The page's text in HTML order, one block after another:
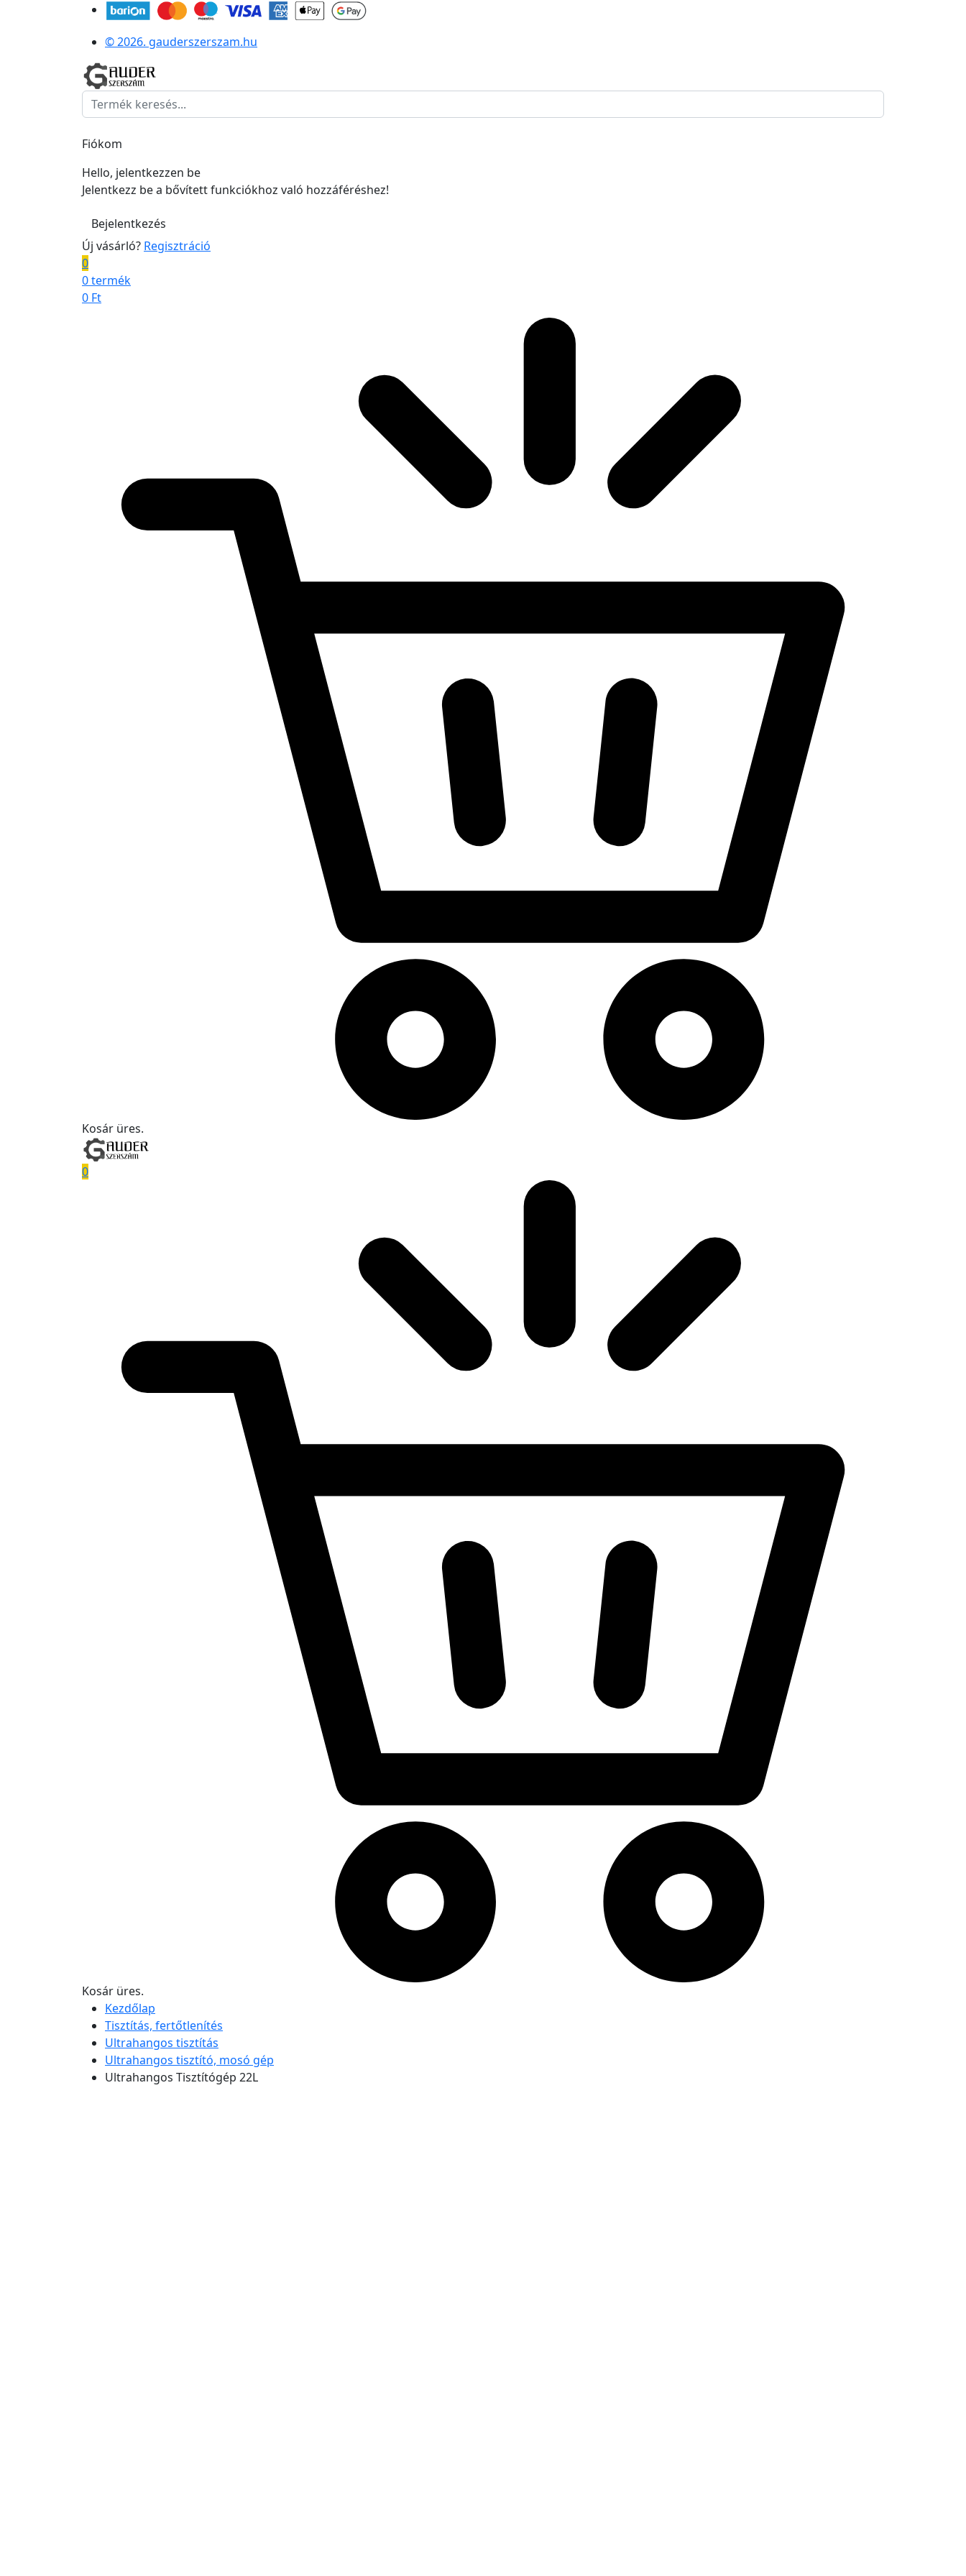
© 2026. gauderszerszam.hu
Fiókom
Hello, jelentkezzen be
Jelentkezz be a bővített funkciókhoz való hozzáféréshez!
Bejelentkezés
Új vásárló? Regisztráció
0
0 termék
0 Ft
Kosár üres.
0
Kosár üres.
Kezdőlap
Tisztítás, fertőtlenítés
Ultrahangos tisztítás
Ultrahangos tisztító, mosó gép
Ultrahangos Tisztítógép 22L